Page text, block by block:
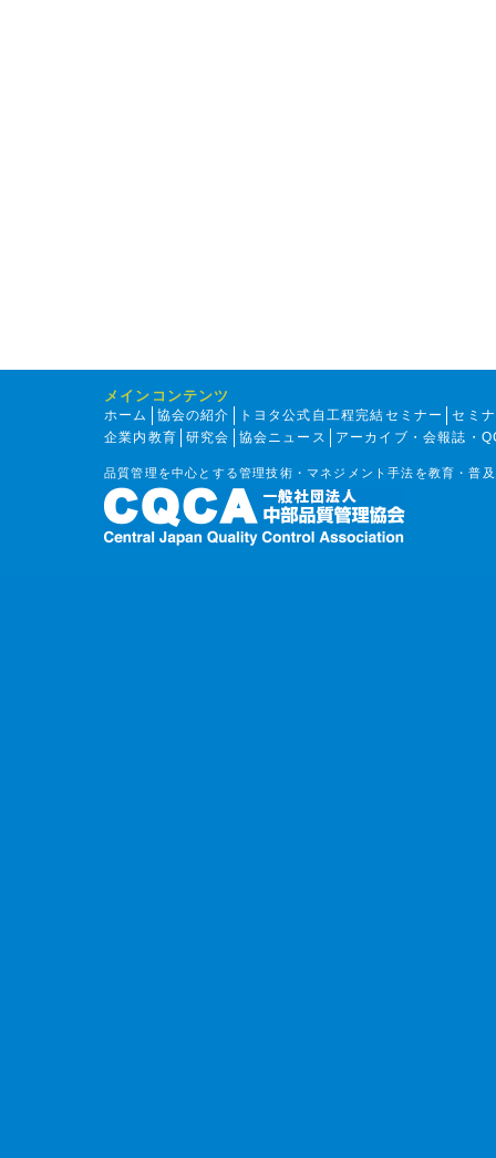
メインコンテンツ
ホーム 協会の紹介 トヨタ公式自工程完結セミナー
セミ
企業内教育
研究会 協会ニュース アーカイブ・会報誌・
品質管理を中心とする管理技術・マネジメント手法を教育・普